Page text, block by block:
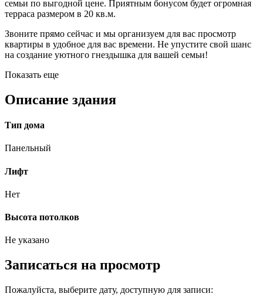
семьи по выгодной цене. Приятным бонусом будет огромная
терраса размером в 20 кв.м.
Звоните прямо сейчас и мы организуем для вас просмотр
квартиры в удобное для вас времени. Не упустите свой шанс
на создание уютного гнездышка для вашей семьи!
Показать еще
Описание здания
Тип дома
Панельный
Лифт
Нет
Высота потолков
Не указано
Записаться на просмотр
Пожалуйста, выберите дату, доступную для записи: